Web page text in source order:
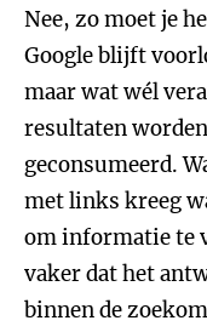
Nee, zo moet je
Google blijft
maar wat wél
resultaten
geconsumeerd.
met links kreeg
om informatie te
vaker dat het
binnen de